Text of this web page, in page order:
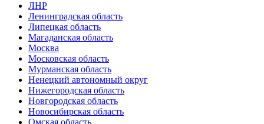
ЛНР
Ленинградская область
Липецкая область
Магаданская область
Москва
Московская область
Мурманская область
Ненецкий автономный округ
Нижегородская область
Новгородская область
Новосибирская область
Омская область